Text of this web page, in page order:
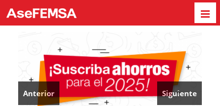
Anterior Siguiente